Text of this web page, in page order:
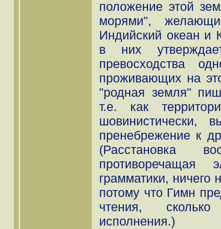
положение этой
морями",
Индийский океан
в них
превосходства
проживающих на
"родная земля"
т.е. как
шовинистически,
пренебрежение к
(Расстановка
противоречащая
грамматики, ничего
потому что Гимн
чтения,
исполнения.)